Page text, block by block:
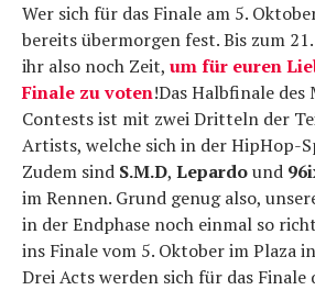
Wer sich für das Finale am 5.
bereits übermorgen fest. Bis zum
ihr also noch Zeit, um für euren
Finale zu voten!Das Halbfinale des
Contests ist mit zwei Dritteln der
Artists, welche sich in der HipHop-
Zudem sind S.M.D, Lepardound
im Rennen. Grund genug also,
in der Endphase noch einmal so
ins Finale vom 5. Oktober im Plaza
Drei Acts werden sich für das Finale